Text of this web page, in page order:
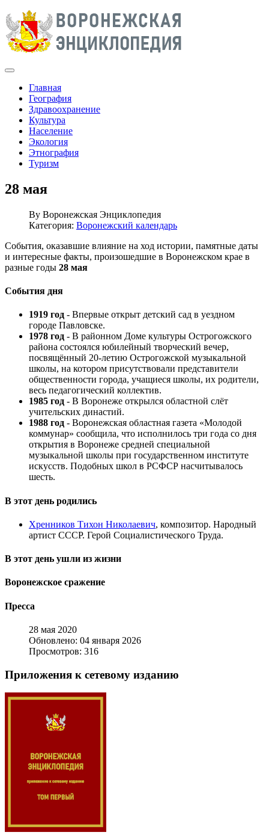
Главная
География
Здравоохранение
Культура
Население
Экология
Этнография
Туризм
28 мая
By Воронежская Энциклопедия
Категория: Воронежский календарь
События, оказавшие влияние на ход истории, памятные даты
и интересные факты, произошедшие в Воронежском крае в
разные годы 28 мая
События дня
1919 год - Впервые открыт детский сад в уездном
городе Павловске.
1978 год - В районном Доме культуры Острогожского
района состоялся юбилейный творческий вечер,
посвящённый 20-летию Острогожской музыкальной
школы, на котором присутствовали представители
общественности города, учащиеся школы, их родители,
весь педагогический коллектив.
1985 год - В Воронеже открылся областной слёт
учительских династий.
1988 год - Воронежская областная газета «Молодой
коммунар» сообщила, что исполнилось три года со дня
открытия в Воронеже средней специальной
музыкальной школы при государственном институте
искусств. Подобных школ в РСФСР насчитывалось
шесть.
В этот день родились
Хренников Тихон Николаевич, композитор. Народный
артист СССР. Герой Социалистического Труда.
В этот день ушли из жизни
Воронежское сражение
Пресса
28 мая 2020
Обновлено: 04 января 2026
Просмотров: 316
Приложения к сетевому изданию